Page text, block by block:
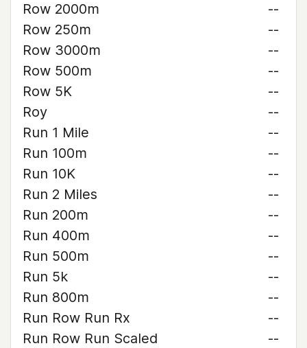
Row 2000m
--
Row 250m
--
Row 3000m
--
Row 500m
--
Row 5K
--
Roy
--
Run 1 Mile
--
Run 100m
--
Run 10K
--
Run 2 Miles
--
Run 200m
--
Run 400m
--
Run 500m
--
Run 5k
--
Run 800m
--
Run Row Run Rx
--
Run Row Run Scaled
--